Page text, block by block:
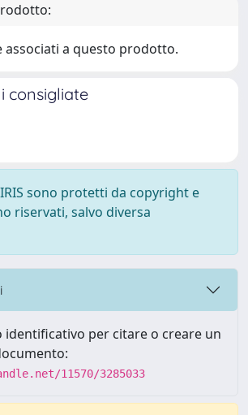
associati a questo prodotto.
consigliate
sono protetti da copyright e
riservati, salvo diversa
identificativo per citare o creare un
11570/3285033